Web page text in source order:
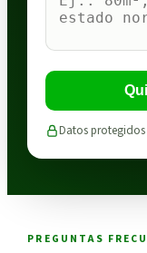
Datos
PREGUNTAS